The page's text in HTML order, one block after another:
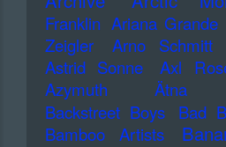
Franklin Ariana Grande
Zeigler
Arno Schmitt
Astrid Sonne
Axl
Azymuth Ätna
Backstreet Boys
Bad
Bamboo Artists